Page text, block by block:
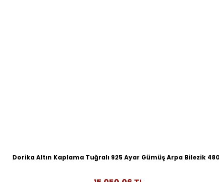
Dorika Altın Kaplama Tuğralı 925 Ayar Gümüş Arpa Bilezik